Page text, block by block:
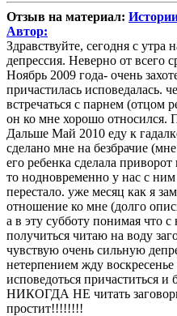
Отзыв на материал:
Автор:
Здравствуйте, сегодня с утра
депрессия. Неверно от всего
Ноябрь 2009 года- очень
причастилась исповедалась.
встречаться с парнем (отцом
он ко мне хорошо относился.
Дальше Май 2010 еду к
сделано мне на безбрачие
его ребенка сделала
то нодновременно у нас с
перестало. уже месяц как я
отношение ко мне (долго
а в эту субботу понимая что
получиться читаю на воду
чувствую очень сильную
нетерпением жду
исповедоться
НИКОГДА НЕ читать
простит!!!!!!!!